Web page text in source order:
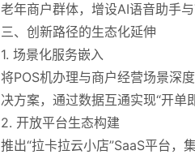
老年商户群体，增设AI语音助手
三、创新路径的生态化延伸
1. 场景化服务嵌入
将POS机办理与商户经营场景深
决方案，通过数据互通实现“开单
2. 开放平台生态构建
推出“拉卡拉云小店”SaaS平台，